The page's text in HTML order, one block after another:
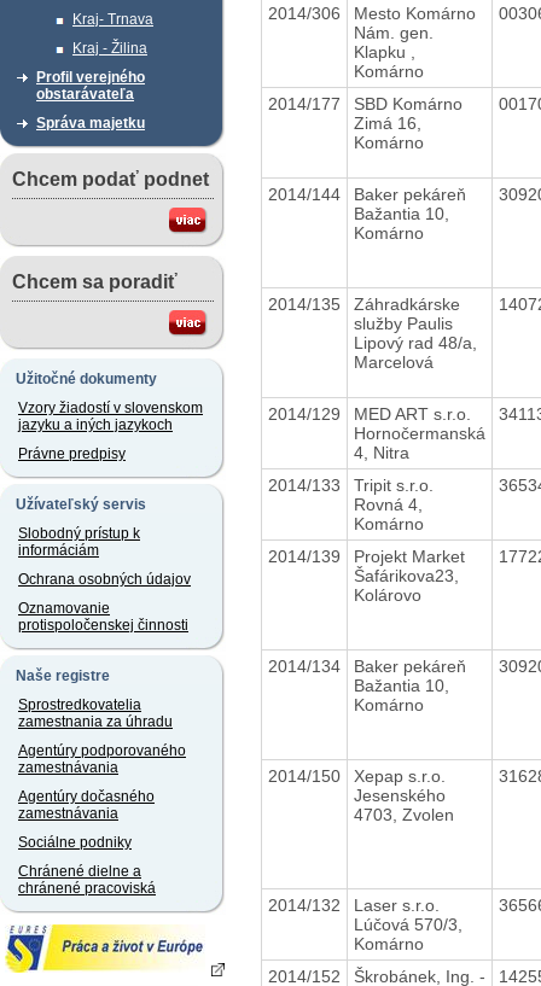
Kraj- Trnava
Kraj - Žilina
Profil verejného
obstarávateľa
Správa majetku
Chcem podať podnet
Chcem sa poradiť
Užitočné dokumenty
Vzory žiadostí v slovenskom
jazyku a iných jazykoch
Právne predpisy
Užívateľský servis
Slobodný prístup k
informáciám
Ochrana osobných údajov
Oznamovanie
protispoločenskej činnosti
Naše registre
Sprostredkovatelia
zamestnania za úhradu
Agentúry podporovaného
zamestnávania
Agentúry dočasného
zamestnávania
Sociálne podniky
Chránené dielne a
chránené pracoviská
2014/306
Mesto Komárno
Nám. gen.
Klapku ,
Komárno
2014/177
SBD Komárno
Zimá 16,
Komárno
2014/144
Baker pekáreň
Bažantia 10,
Komárno
2014/135
Záhradkárske
služby Paulis
Lipový rad 48/a,
Marcelová
2014/129
MED ART s.r.o.
Hornočermanská
4, Nitra
2014/133
Tripit s.r.o.
Rovná 4,
Komárno
2014/139
Projekt Market
Šafárikova23,
Kolárovo
2014/134
Baker pekáreň
Bažantia 10,
Komárno
2014/150
Xepap s.r.o.
Jesenského
4703, Zvolen
2014/132
Laser s.r.o.
Lúčová 570/3,
Komárno
2014/152
Škrobánek, Ing. -